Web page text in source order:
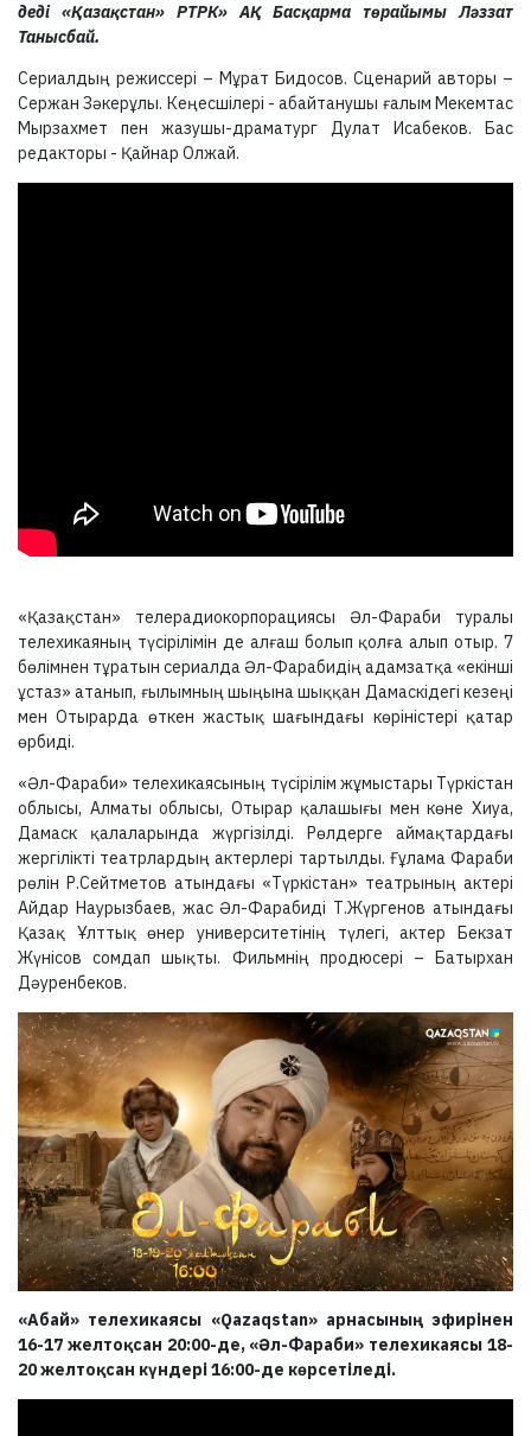
деді «Қазақстан» РТРК» АҚ Басқарма төрайымы Ләззат
Танысбай.
Сериалдың режиссері – Мұрат Бидосов. Сценарий авторы –
Сержан Зәкерұлы. Кеңесшілері - абайтанушы ғалым Мекемтас
Мырзахмет пен жазушы-драматург Дулат Исабеков. Бас
редакторы - Қайнар Олжай.
«Қазақстан» телерадиокорпорациясы Әл-Фараби туралы
телехикаяның түсірілімін де алғаш болып қолға алып отыр. 7
бөлімнен тұратын сериалда Әл-Фарабидің адамзатқа «екінші
ұстаз» атанып, ғылымның шыңына шыққан Дамаскідегі кезеңі
мен Отырарда өткен жастық шағындағы көріністері қатар
өрбиді.
«Әл-Фараби» телехикаясының түсірілім жұмыстары Түркістан
облысы, Алматы облысы, Отырар қалашығы мен көне Хиуа,
Дамаск қалаларында жүргізілді. Рөлдерге аймақтардағы
жергілікті театрлардың актерлері тартылды. Ғұлама Фараби
рөлін Р.Сейтметов атындағы «Түркістан» театрының актері
Айдар Наурызбаев, жас Әл-Фарабиді Т.Жүргенов атындағы
Қазақ Ұлттық өнер университетінің түлегі, актер Бекзат
Жүнісов сомдап шықты. Фильмнің продюсері – Батырхан
Дәуренбеков.
«Абай» телехикаясы «Qazaqstan» арнасының эфирінен
16-17 желтоқсан 20:00-де, «Әл-Фараби» телехикаясы 18-
20 желтоқсан күндері 16:00-де көрсетіледі.